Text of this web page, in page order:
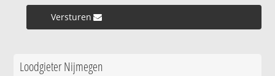
Versturen »
Loodgieter Nijmegen